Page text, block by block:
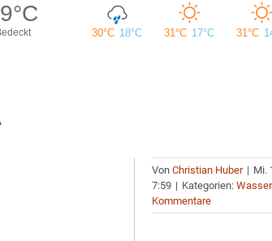
VonChristian Huber | Mi.
7:59 | Kategorien:
Kommentare